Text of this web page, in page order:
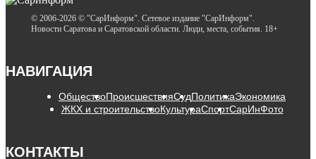
© 2006-2026 © "СарИнформ". Сетевое издание "СарИнформ".
Новости Саратова и Саратовской области. Люди, места, события. 18+
НАВИГАЦИЯ
ОбществоПроисшествияСудПолитикаЭкономика
ЖКХ и строительствоКультураСпортСарИнФото
КОНТАКТЫ